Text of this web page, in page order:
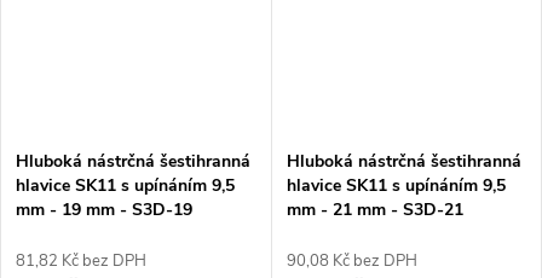
Hluboká nástrčná šestihranná
hlavice SK11 s upínáním 9,5
mm - 19 mm - S3D-19
81,82 Kč bez DPH
Hluboká nástrčná šestihranná
hlavice SK11 s upínáním 9,5
mm - 21 mm - S3D-21
90,08 Kč bez DPH